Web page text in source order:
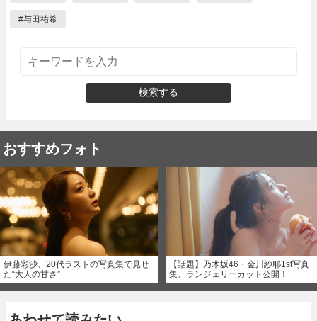
#与田祐希
検索する
おすすめフォト
伊藤彩沙、20代ラストの写真集で見せ
た“大人の甘さ”
【話題】乃木坂46・金川紗耶1st写真
集、ランジェリーカット公開！